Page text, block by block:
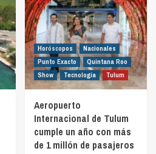
Horóscopos
Nacionales
Punto Exacto
Quintana Roo
Show
Tecnología Tulum
Aeropuerto
Internacional de Tulum
cumple un año con más
de 1 millón de pasajeros